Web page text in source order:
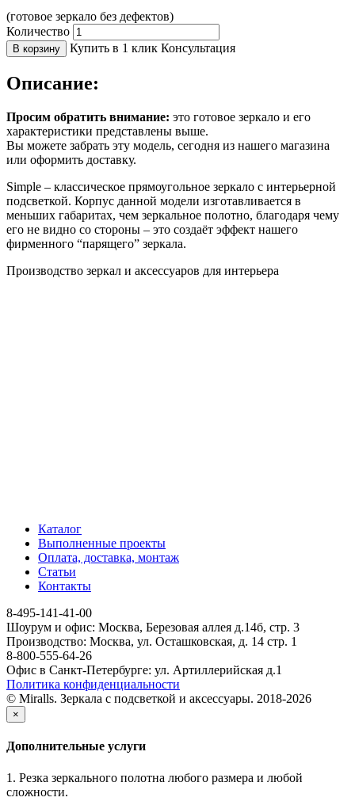
(готовое зеркало без дефектов)
Количество
В корзину Купить в 1 клик Консультация
Описание:
Просим обратить внимание: это готовое зеркало и его
характеристики представлены выше.
Вы можете забрать эту модель, сегодня из нашего магазина
или оформить доставку.
Simple – классическое прямоугольное зеркало с интерьерной
подсветкой. Корпус данной модели изготавливается в
меньших габаритах, чем зеркальное полотно, благодаря чему
его не видно со стороны – это создаёт эффект нашего
фирменного “парящего” зеркала.
Производство зеркал и аксессуаров для интерьера
Каталог
Выполненные проекты
Оплата, доставка, монтаж
Статьи
Контакты
8-495-141-41-00
Шоурум и офис: Москва, Березовая аллея д.14б, стр. 3
Производство: Москва, ул. Осташковская, д. 14 стр. 1
8-800-555-64-26
Офис в Санкт-Петербурге: ул. Артиллерийская д.1
Политика конфиденциальности
© Miralls. Зеркала с подсветкой и аксессуары. 2018-2026
×
Дополнительные услуги
1. Резка зеркального полотна любого размера и любой
сложности.